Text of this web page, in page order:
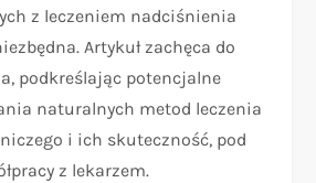
z leczeniem nadciśnienia
Artykuł zachęca do
podkreślając potencjalne
naturalnych metod leczenia
i ich skuteczność, pod
z lekarzem.